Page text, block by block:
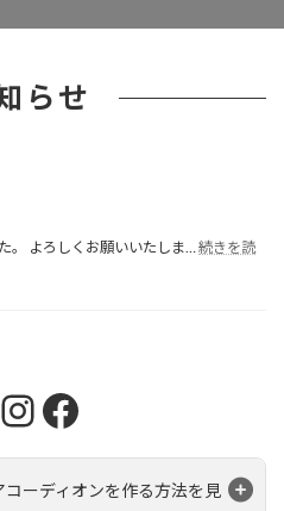
らせ
。 よろしくお願いいたしま… 続きを読
Instagram
Facebook
コーディオンを作る方法を見